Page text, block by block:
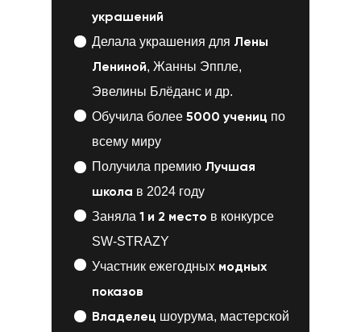
украшений
Делала украшения для Лены
Лениной, Жанны Эппле,
Эвелины Блёданс и др.
Обучила более 5000 учениц по
всему миру
Получила премию Лучшая
школа в 2024 году
Заняла 1 и 2 место в конкурсе
SW-STRAZY
Участник ежегодных модных
показов
Владелец шоурума, мастерской